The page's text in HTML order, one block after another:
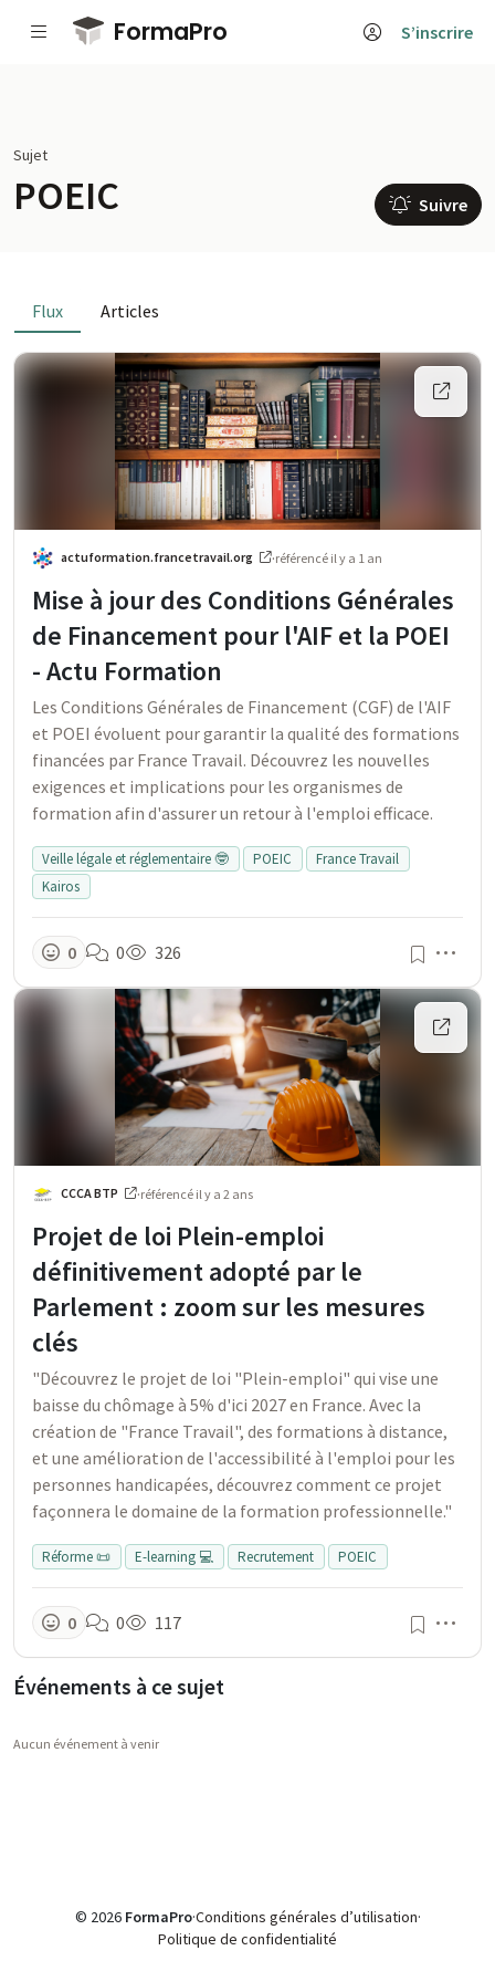
Passer au contenu principal
FormaPro S’inscrire
Sujet
POEIC Suivre
Flux Articles
actuformation.francetravail.org ·référencé il y a 1 an
Mise à jour des Conditions Générales
de Financement pour l'AIF et la POEI
- Actu Formation
Les Conditions Générales de Financement (CGF) de l'AIF
et POEI évoluent pour garantir la qualité des formations
financées par France Travail. Découvrez les nouvelles
exigences et implications pour les organismes de
formation afin d'assurer un retour à l'emploi efficace.
Veille légale et réglementaire 🤓 POEIC
France Travail
Kairos
0 0 326
CCCA BTP ·référencé il y a 2 ans
Projet de loi Plein-emploi
définitivement adopté par le
Parlement : zoom sur les mesures
clés
"Découvrez le projet de loi "Plein-emploi" qui vise une
baisse du chômage à 5% d'ici 2027 en France. Avec la
création de "France Travail", des formations à distance,
et une amélioration de l'accessibilité à l'emploi pour les
personnes handicapées, découvrez comment ce projet
façonnera le domaine de la formation professionnelle."
Réforme 📜 E-learning 💻 Recrutement POEIC
0 0 117
Événements à ce sujet
Aucun événement à venir
© 2026 FormaPro·Conditions générales d’utilisation·
Politique de confidentialité